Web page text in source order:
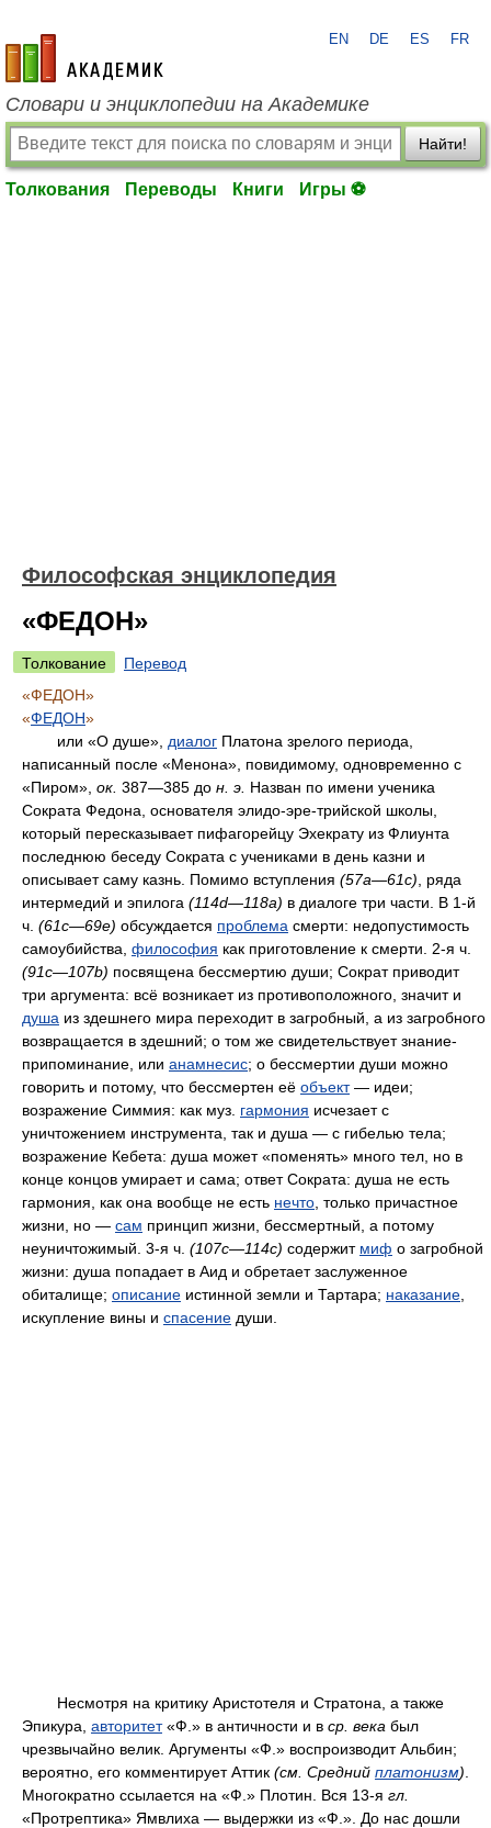
academic.ru
EN DE ES FR
Словари и энциклопедии на Академике
Найти!
Толкования Переводы Книги Игры ⚽
Философская энциклопедия
«ФЕДОН»
Толкование
Перевод
«ФЕДОН»
«ФЕДОН»
или «О душе», диалог Платона зрелого периода,
написанный после «Менона», повидимому, одновременно с
«Пиром», ок. 387—385 до н. э. Назван по имени ученика
Сократа Федона, основателя элидо-эре-трийской школы,
который пересказывает пифагорейцу Эхекрату из Флиунта
последнюю беседу Сократа с учениками в день казни и
описывает саму казнь. Помимо вступления (57а—61с) , ряда
интермедий и эпилога (114d—118а) в диалоге три части. В 1-й
ч. (61с—69е) обсуждается проблема смерти: недопустимость
самоубийства, философия как приготовление к смерти. 2-я ч.
(91с—107b) посвящена бессмертию души; Сократ приводит
три аргумента: всё возникает из противоположного, значит и
душа из здешнего мира переходит в загробный, а из загробного
возвращается в здешний; о том же свидетельствует знание-
припоминание, или анамнесис; о бессмертии души можно
говорить и потому, что бессмертен её объект— идеи;
возражение Симмия: как муз. гармония исчезает с
уничтожением инструмента, так и душа — с гибелью тела;
возражение Кебета: душа может «поменять» много тел, но в
конце концов умирает и сама; ответ Сократа: душа не есть
гармония, как она вообще не есть нечто , только причастное
жизни, но — сам принцип жизни, бессмертный, а потому
неуничтожимый. 3-я ч. (107с—114с) содержит миф о загробной
жизни: душа попадает в Аид и обретает заслуженное
обиталище; описание истинной земли и Тартара; наказание
искупление вины и спасение души.
Несмотря на критику Аристотеля и Стратона, а также
Эпикура, авторитет«Ф.» в античности и в ср. века был
чрезвычайно велик. Аргументы «Ф.» воспроизводит Альбин;
вероятно, его комментирует Аттик (см. Средний платонизм)
Многократно ссылается на «Ф.» Плотин. Вся 13-я гл.
«Протрептика» Ямвлиха — выдержки из «Ф.». До нас дошли